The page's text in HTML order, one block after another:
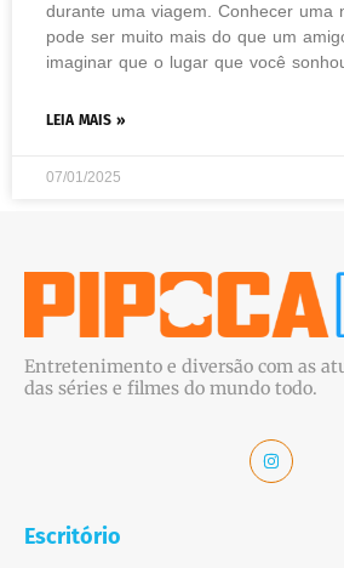
durante uma viagem. Conhecer uma
pode ser muito mais do que um
imaginar que o lugar que você
LEIA MAIS »
07/01/2025
Entretenimento e diversão com as
das séries e filmes do mundo todo.
Escritório